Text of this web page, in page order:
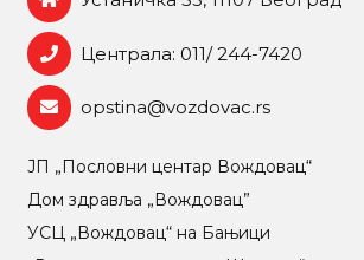
Централа: 011/ 244-7420
opstina@vozdovac.rs
ЈП „Пословни центар Вождовац“
Дом здравља „Вождовац”
УСЦ „Вождовац“ на Бањици